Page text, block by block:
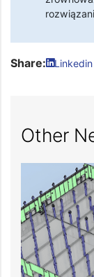
Share: Linkedin
Other